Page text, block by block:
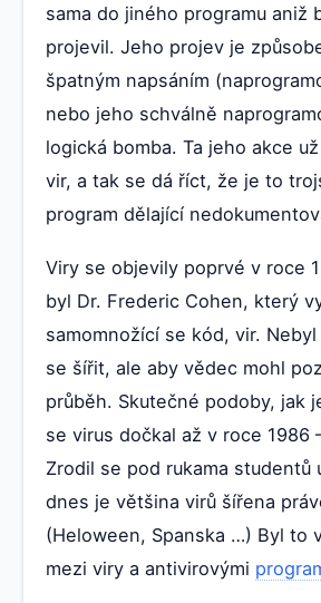
sama do jiného programu aniž
projevil. Jeho projev je
špatným napsáním
nebo jeho schválně
logická bomba. Ta jeho akce
vir, a tak se dá říct, že je to
program dělající
Viry se objevily poprvé v roce
byl Dr. Frederic Cohen, který
samomnožící se kód, vir.
se šířit, ale aby vědec mohl
průběh. Skutečné podoby, jak
se virus dočkal až v roce 1986
Zrodil se pod rukama studentů
dnes je většina virů šířena
(Heloween, Spanska …) Byl to
mezi viry a antivirovými